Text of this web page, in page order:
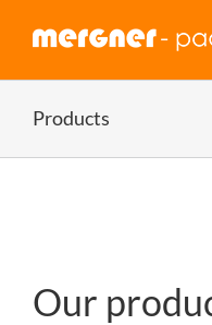
Products
Our